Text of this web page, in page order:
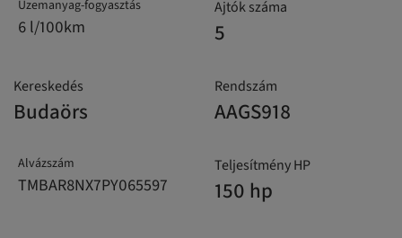
Üzemanyag-fogyasztás
6 l/100km
Ajtók száma
5
Kereskedés
Budaörs
Rendszám
AAGS918
Alvázszám
TMBAR8NX7PY065597
Teljesítmény HP
150 hp